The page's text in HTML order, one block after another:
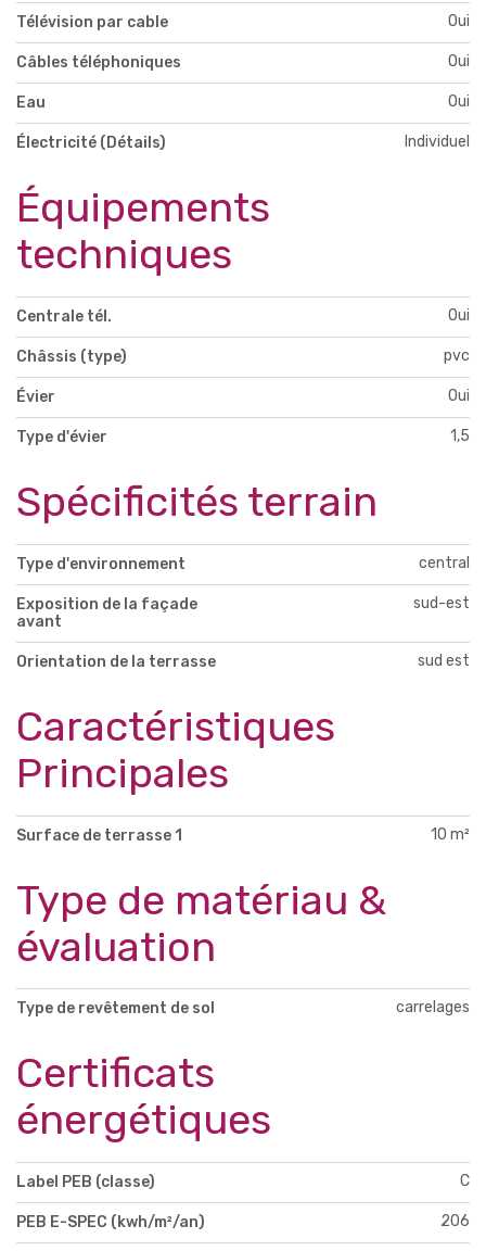
Télévision par cable Oui
Câbles téléphoniques Oui
Eau Oui
Électricité (Détails) Individuel
Équipements
techniques
Centrale tél. Oui
Châssis (type) pvc
Évier Oui
Type d'évier 1,5
Spécificités terrain
Type d'environnement central
Exposition de la façade
avant
sud-est
Orientation de la terrasse sud est
Caractéristiques
Principales
Surface de terrasse 1 10 m²
Type de matériau &
évaluation
Type de revêtement de sol carrelages
Certificats
énergétiques
Label PEB (classe) C
PEB E-SPEC (kwh/m²/an) 206